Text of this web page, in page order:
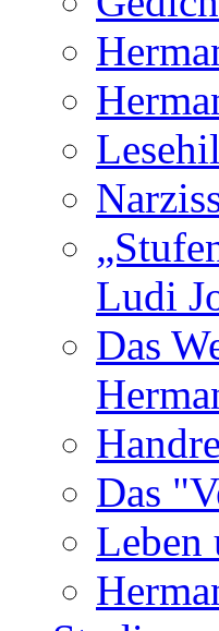
Ludi
Das
Das
Leben